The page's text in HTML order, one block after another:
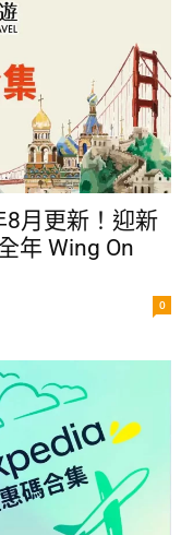
8月更新！迎新
年 Wing On
0